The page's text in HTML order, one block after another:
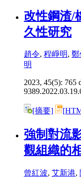
改性鋼渣/
久性研究
趙令, 程崢明, 鄭
明
2023, 45(5): 765
[摘要]
強制對流
觀組織的
曾紅波, 艾新港,